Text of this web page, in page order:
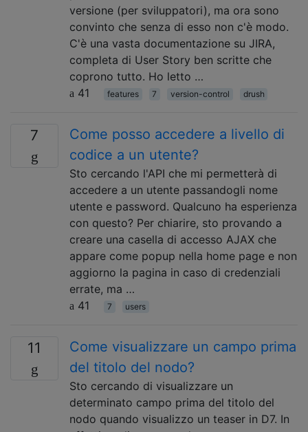
versione (per sviluppatori), ma ora sono
convinto che senza di esso non c'è modo.
C'è una vasta documentazione su JIRA,
completa di User Story ben scritte che
coprono tutto. Ho letto …
41
features 7 version-control drush
7
Come posso accedere a livello di
codice a un utente?
Sto cercando l'API che mi permetterà di
accedere a un utente passandogli nome
utente e password. Qualcuno ha esperienza
con questo? Per chiarire, sto provando a
creare una casella di accesso AJAX che
appare come popup nella home page e non
aggiorno la pagina in caso di credenziali
errate, ma …
41
7 users
11
Come visualizzare un campo prima
del titolo del nodo?
Sto cercando di visualizzare un
determinato campo prima del titolo del
nodo quando visualizzo un teaser in D7. In